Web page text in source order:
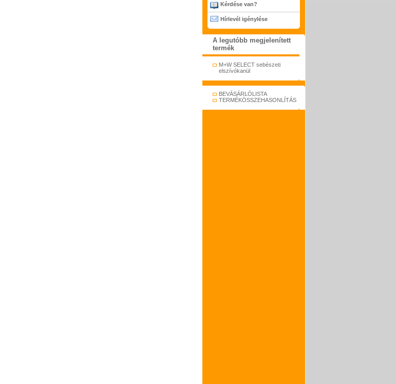
Kérdése van?
Hírlevél igénylése
A legutóbb megjelenített
termék
M+W SELECT sebészeti
elszívókanül
BEVÁSÁRLÓLISTA
TERMÉKÖSSZEHASONLÍTÁS